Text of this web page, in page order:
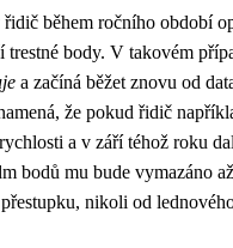
během ročního období
body. V takovém
a začíná běžet znovu od
že pokud řidič
a v září téhož roku
bodů mu bude vymazáno
nikoli od